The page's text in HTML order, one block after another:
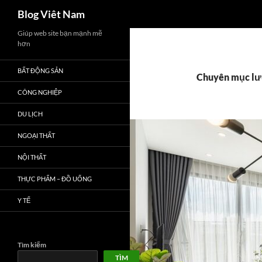
Chuyển
nội
dung
Blog Viêt Nam
kiếm
Chuyên mục
Giúp web site bạn mạnh mẽ
hơn
BẤT ĐỘNG SẢN
CÔNG NGHIỆP
DU LỊCH
NGOẠI THẤT
NỘI THẤT
THỰC PHẨM – ĐỒ UỐNG
Y TẾ
Tìm kiếm
TÌM